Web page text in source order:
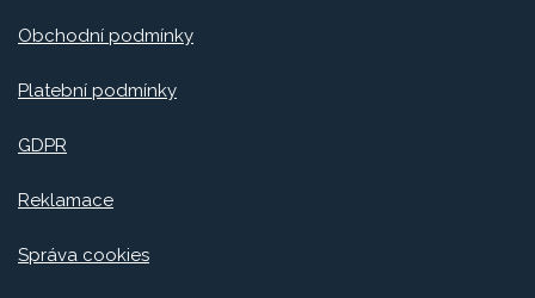
Obchodní podmínky
Platební podmínky
GDPR
Reklamace
Správa cookies